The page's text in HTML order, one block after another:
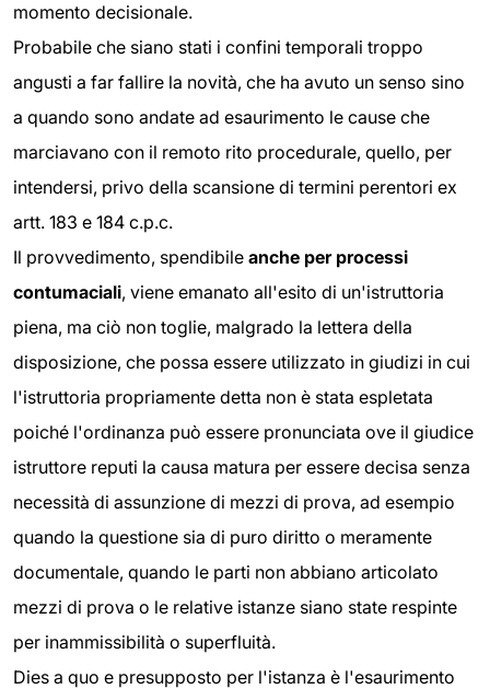
momento decisionale.
Probabile che siano stati i confini temporali troppo
angusti a far fallire la novità, che ha avuto un senso sino
a quando sono andate ad esaurimento le cause che
marciavano con il remoto rito procedurale, quello, per
intendersi, privo della scansione di termini perentori ex
artt. 183 e 184 c.p.c.
Il provvedimento, spendibile anche per processi
contumaciali, viene emanato all'esito di un'istruttoria
piena, ma ciò non toglie, malgrado la lettera della
disposizione, che possa essere utilizzato in giudizi in cui
l'istruttoria propriamente detta non è stata espletata
poiché l'ordinanza può essere pronunciata ove il giudice
istruttore reputi la causa matura per essere decisa senza
necessità di assunzione di mezzi di prova, ad esempio
quando la questione sia di puro diritto o meramente
documentale, quando le parti non abbiano articolato
mezzi di prova o le relative istanze siano state respinte
per inammissibilità o superfluità.
Dies a quo e presupposto per l'istanza è l'esaurimento